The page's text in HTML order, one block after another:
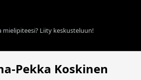
Liity keskusteluun!
Pekka Koskinen